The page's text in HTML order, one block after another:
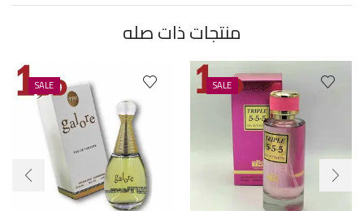
منتجات ذات صله
SALE
SALE